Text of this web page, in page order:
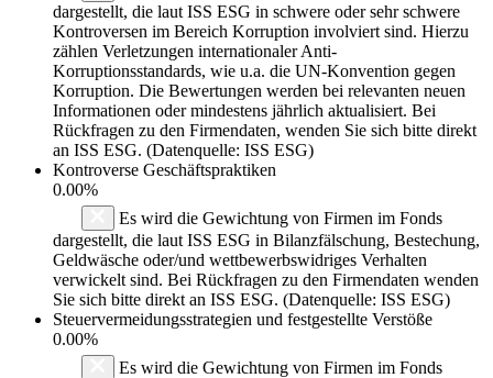
dargestellt, die laut ISS ESG in schwere oder sehr schwere
Kontroversen im Bereich Korruption involviert sind. Hierzu
zählen Verletzungen internationaler Anti-
Korruptionsstandards, wie u.a. die UN-Konvention gegen
Korruption. Die Bewertungen werden bei relevanten neuen
Informationen oder mindestens jährlich aktualisiert. Bei
Rückfragen zu den Firmendaten, wenden Sie sich bitte direkt
an ISS ESG. (Datenquelle: ISS ESG)
Kontroverse Geschäftspraktiken
0.00%
Es wird die Gewichtung von Firmen im Fonds
dargestellt, die laut ISS ESG in Bilanzfälschung, Bestechung,
Geldwäsche oder/und wettbewerbswidriges Verhalten
verwickelt sind. Bei Rückfragen zu den Firmendaten wenden
Sie sich bitte direkt an ISS ESG. (Datenquelle: ISS ESG)
Steuervermeidungsstrategien und festgestellte Verstöße
0.00%
Es wird die Gewichtung von Firmen im Fonds